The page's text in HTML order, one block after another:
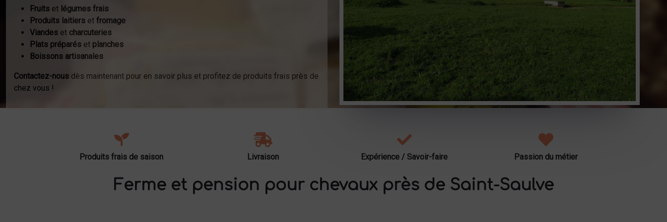
Fruits et légumes frais
Produits laitiers et fromage
Viandes et charcuteries
Plats préparés et planches
Boissons artisanales
Contactez-nous dès maintenant pour en savoir plus et profitez de produits frais près de
chez vous !
Produits frais de saison Livraison Expérience / Savoir-faire Passion du métier
Ferme et pension pour chevaux près de Saint-Saulve